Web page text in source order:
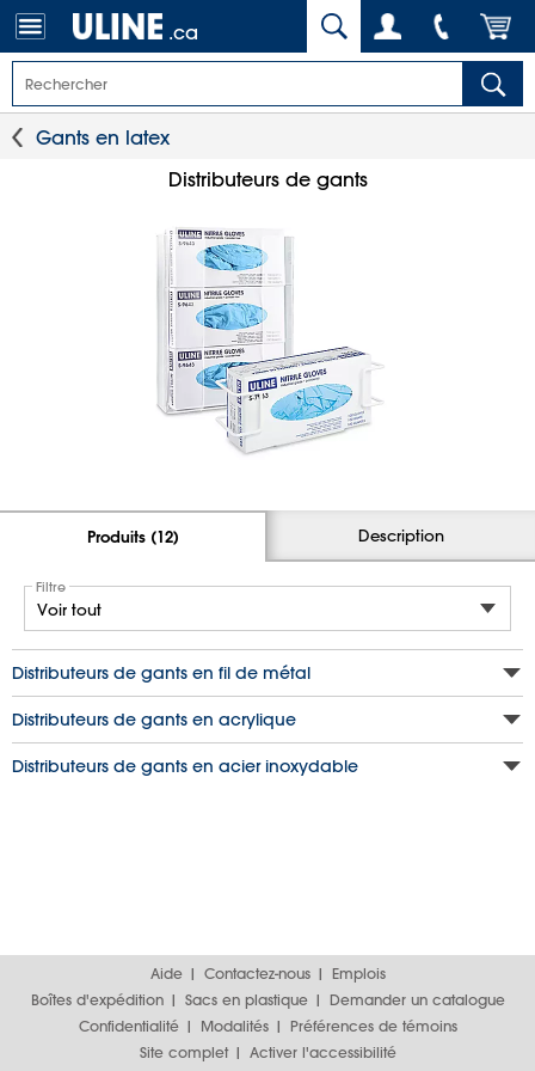
.ca
Gants en latex
Distributeurs de gants
Produits (12) Description
Filtre
Distributeurs de gants en fil de métal
Distributeurs de gants en acrylique
Distributeurs de gants en acier inoxydable
Aide Contactez-nous
Emplois
Boîtes d'expédition
Sacs en plastique
Demander un catalogue
Confidentialité
Modalités
Préférences de témoins
Site complet
Activer l'accessibilité